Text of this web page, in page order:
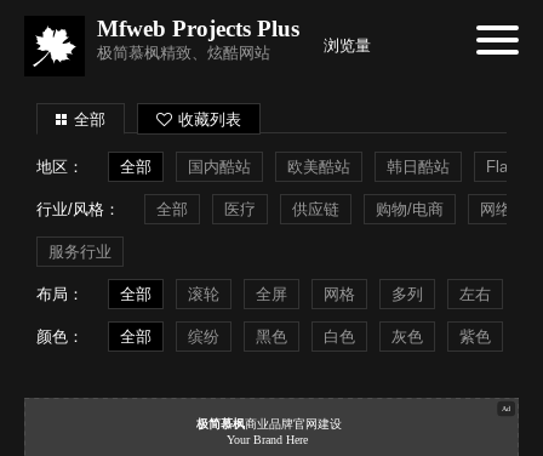
Mfweb Projects Plus
极简慕枫精致、炫酷网站 浏览量
全部 收藏列表
地区： 全部 国内酷站 欧美酷站 韩日酷站 Flash
行业/风格： 全部 医疗 供应链 购物/电商 网络系统
服务行业
布局： 全部 滚轮 全屏 网格 多列 左右
颜色： 全部 缤纷 黑色 白色 灰色 紫色